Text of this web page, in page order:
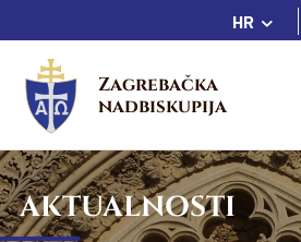
HR
Zagrebačka
nadbiskupija
AKTUALNOSTI